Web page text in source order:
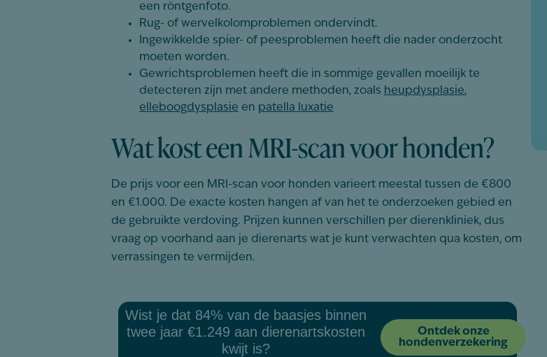
een röntgenfoto.
Rug- of wervelkolomproblemen ondervindt.
Ingewikkelde spier- of peesproblemen heeft die nader onderzocht
moeten worden.
Gewrichtsproblemen heeft die in sommige gevallen moeilijk te
detecteren zijn met andere methoden, zoals heupdysplasie,
elleboogdysplasie en patella luxatie
Wat kost een MRI-scan voor honden?
De prijs voor een MRI-scan voor honden varieert meestal tussen de €800
en €1.000. De exacte kosten hangen af van het te onderzoeken gebied en
de gebruikte verdoving. Prijzen kunnen verschillen per dierenkliniek, dus
vraag op voorhand aan je dierenarts wat je kunt verwachten qua kosten, om
verrassingen te vermijden.
Wist je dat 84% van de baasjes binnen
twee jaar €1.249 aan dierenartskosten
kwijt is?
Ontdek onze
hondenverzekering